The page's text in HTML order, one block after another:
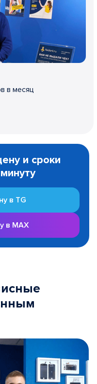
в месяц
и сроки
в TG
в MAX